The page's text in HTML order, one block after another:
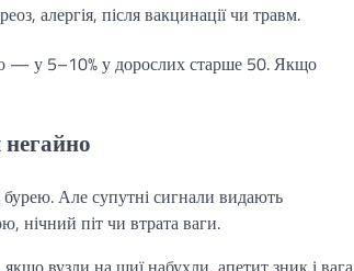
алергія, після вакцинації чи травм.
— у 5–10% у дорослих старше 50. Якщо
Але супутні сигнали видають
нічний піт чи втрата ваги.